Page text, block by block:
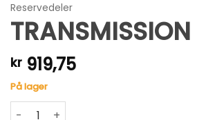
Reservedeler
kr 919,75
På lager
TRANSMISSION SA antall
Alternative: